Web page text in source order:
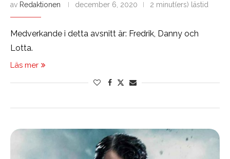
av Redaktionen december 6, 2020 2 minut(ers) lästid
Medverkande i detta avsnitt är: Fredrik, Danny och
Lotta.
Läs mer